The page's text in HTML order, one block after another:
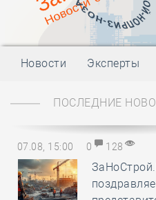
Новости Эксперты
ПОСЛЕДНИЕ
07.08, 15:00 0 128